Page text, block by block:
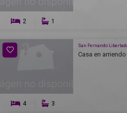
2 1
San Fernando
Casa en
4 3